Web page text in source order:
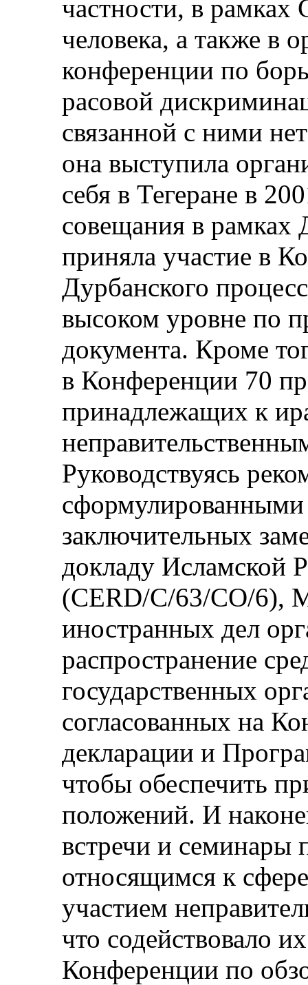
частности, в рамках
человека, а также в
конференции по
расовой
связанной с ними
она выступила
себя в Тегеране в
совещания в рамках
приняла участие в
Дурбанского
высоком уровне по
документа. Кроме
в Конференции 70
принадлежащих к
Руководствуясь
заключительных
докладу Исламской
(CERD/C/63/CO/6),
иностранных дел
распространение
государственных
согласованных на
декларации и
чтобы обеспечить
положений. И
встречи и семинары
относящимся к
участием
что содействовало
Конференции по